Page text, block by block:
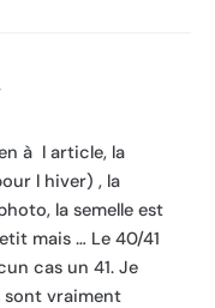
à l article, la
l hiver) , la
la semelle est
mais … Le 40/41
cas un 41. Je
sont vraiment